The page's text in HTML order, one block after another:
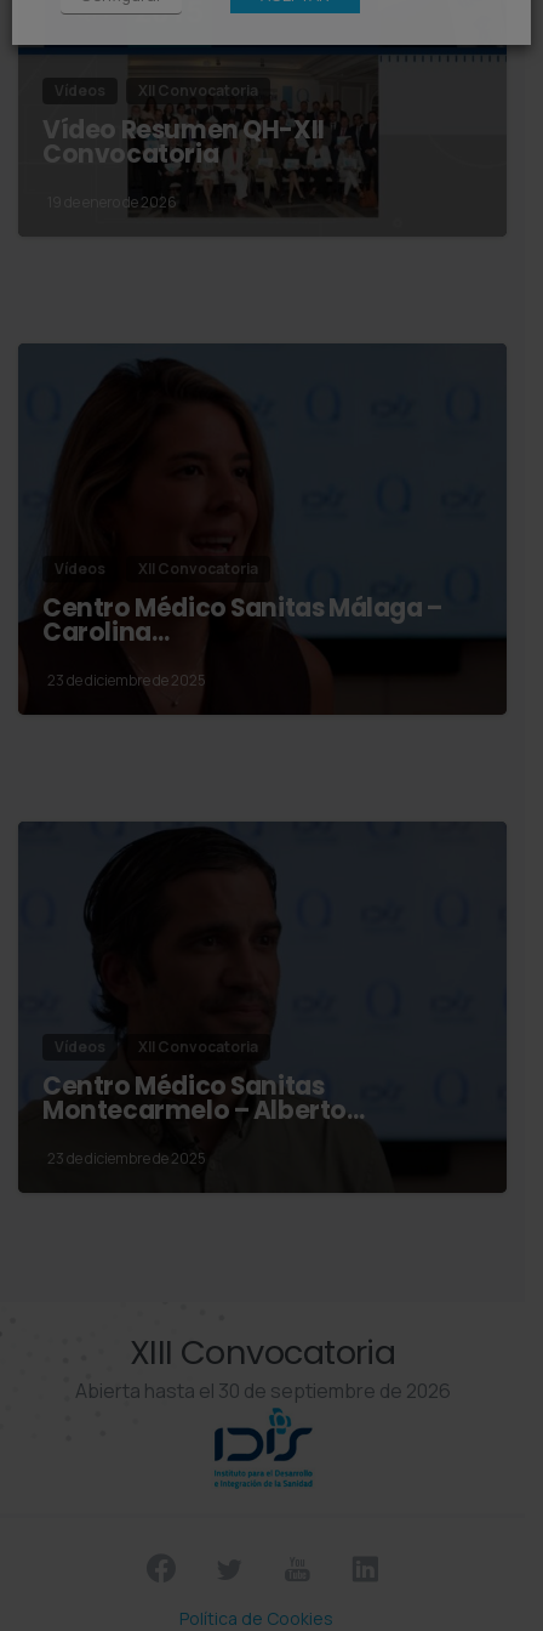
Vídeos XII Convocatoria
Vídeo Resumen QH-XII
Convocatoria
19 de enero de 2026
Vídeos XII Convocatoria
Centro Médico Sanitas Málaga –
Carolina…
23 de diciembre de 2025
Vídeos XII Convocatoria
Centro Médico Sanitas
Montecarmelo – Alberto…
23 de diciembre de 2025
XIII Convocatoria
Abierta hasta el 30 de septiembre de 2026
Política de Cookies